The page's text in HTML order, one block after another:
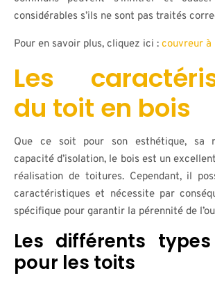
considérables s’ils ne sont pas traités
Pour en savoir plus, cliquez ici : couvreur à
Les
du toit en bois
Que ce soit pour son esthétique, sa
capacité d’isolation, le bois est un
réalisation de toitures. Cependant, il
caractéristiques et nécessite par
spécifique pour garantir la pérennité de
Les différents
pour les toits